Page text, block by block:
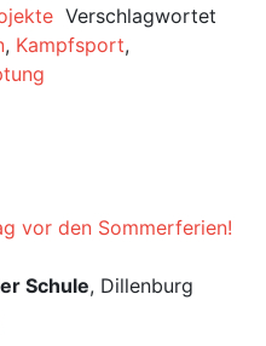
Verschlagwortet
, Kampfsport,
vor den Sommerferien!
Schule, Dillenburg